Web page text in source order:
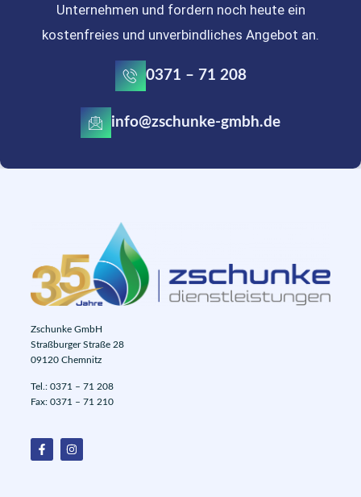
Unternehmen und fordern noch heute ein
kostenfreies und unverbindliches Angebot an.
0371 – 71 208
info@zschunke-gmbh.de
Zschunke GmbH
Straßburger Straße 28
09120 Chemnitz
Tel.: 0371 – 71 208
Fax: 0371 – 71 210